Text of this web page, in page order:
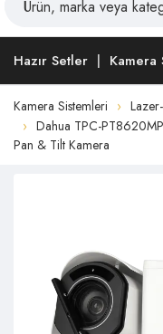
Hazır Setler Kamera
Kamera Sistemleri
Dahua TPC-
Pan & Tilt Kamera